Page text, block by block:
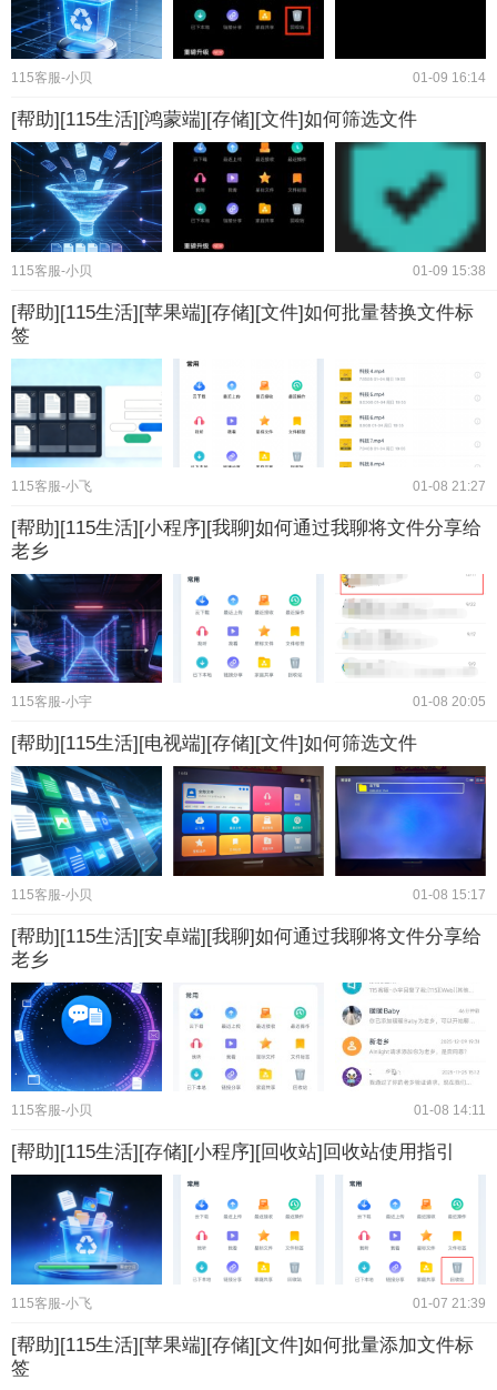
115客服-小贝 01-09 16:14
[帮助][115生活][鸿蒙端][存储][文件]如何筛选文件
115客服-小贝 01-09 15:38
[帮助][115生活][苹果端][存储][文件]如何批量替换文件标
签
115客服-小飞 01-08 21:27
[帮助][115生活][小程序][我聊]如何通过我聊将文件分享给
老乡
115客服-小宇 01-08 20:05
[帮助][115生活][电视端][存储][文件]如何筛选文件
115客服-小贝 01-08 15:17
[帮助][115生活][安卓端][我聊]如何通过我聊将文件分享给
老乡
115客服-小贝 01-08 14:11
[帮助][115生活][存储][小程序][回收站]回收站使用指引
115客服-小飞 01-07 21:39
[帮助][115生活][苹果端][存储][文件]如何批量添加文件标
签